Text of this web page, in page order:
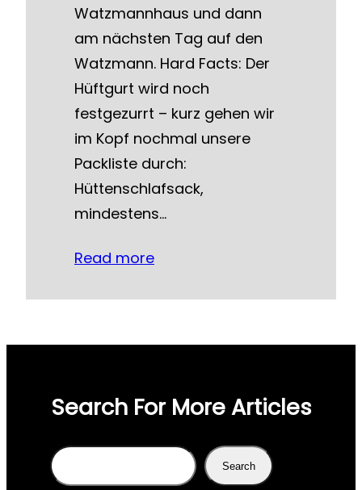
Watzmannhaus und dann
am nächsten Tag auf den
Watzmann. Hard Facts: Der
Hüftgurt wird noch
festgezurrt – kurz gehen wir
im Kopf nochmal unsere
Packliste durch:
Hüttenschlafsack,
mindestens…
Read more
Search For More Articles
Search Search